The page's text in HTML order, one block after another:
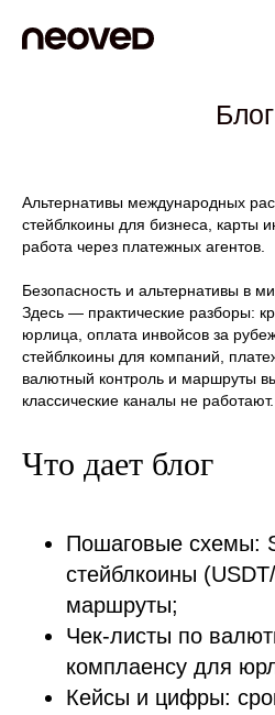
Блог
Альтернативы международных
стейблкоины для бизнеса, карты
работа через платежных агентов.
Безопасность и альтернативы в
Здесь — практические разборы:
юрлица, оплата инвойсов за
стейблкоины для компаний,
валютный контроль и маршруты
классические каналы не работают.
Что дает блог
Пошаговые схемы:
стейблкоины
маршруты;
Чек-листы по
комплаенсу для
Кейсы и цифры: